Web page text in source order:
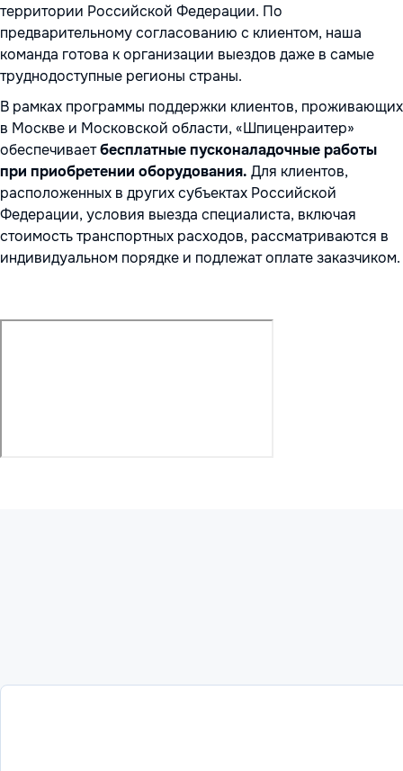
территории Российской Федерации. По
предварительному согласованию с клиентом, наша
команда готова к организации выездов даже в самые
труднодоступные регионы страны.
В рамках программы поддержки клиентов, проживающих
в Москве и Московской области, «Шпиценраитер»
обеспечиваетбесплатные пусконаладочные работы
при приобретении оборудования. Для клиентов,
расположенных в других субъектах Российской
Федерации, условия выезда специалиста, включая
стоимость транспортных расходов, рассматриваются в
индивидуальном порядке и подлежат оплате заказчиком.